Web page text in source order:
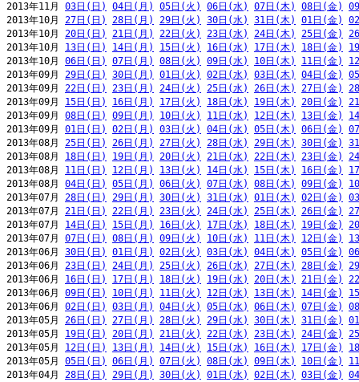
2013年11月 03日(日) 04日(月) 05日(火) 06日(水) 07日(木) 08日(金)
2013年10月 27日(日) 28日(月) 29日(火) 30日(水) 31日(木) 01日(金)
2013年10月 20日(日) 21日(月) 22日(火) 23日(水) 24日(木) 25日(金)
2013年10月 13日(日) 14日(月) 15日(火) 16日(水) 17日(木) 18日(金)
2013年10月 06日(日) 07日(月) 08日(火) 09日(水) 10日(木) 11日(金)
2013年09月 29日(日) 30日(月) 01日(火) 02日(水) 03日(木) 04日(金)
2013年09月 22日(日) 23日(月) 24日(火) 25日(水) 26日(木) 27日(金)
2013年09月 15日(日) 16日(月) 17日(火) 18日(水) 19日(木) 20日(金)
2013年09月 08日(日) 09日(月) 10日(火) 11日(水) 12日(木) 13日(金)
2013年09月 01日(日) 02日(月) 03日(火) 04日(水) 05日(木) 06日(金)
2013年08月 25日(日) 26日(月) 27日(火) 28日(水) 29日(木) 30日(金)
2013年08月 18日(日) 19日(月) 20日(火) 21日(水) 22日(木) 23日(金)
2013年08月 11日(日) 12日(月) 13日(火) 14日(水) 15日(木) 16日(金)
2013年08月 04日(日) 05日(月) 06日(火) 07日(水) 08日(木) 09日(金)
2013年07月 28日(日) 29日(月) 30日(火) 31日(水) 01日(木) 02日(金)
2013年07月 21日(日) 22日(月) 23日(火) 24日(水) 25日(木) 26日(金)
2013年07月 14日(日) 15日(月) 16日(火) 17日(水) 18日(木) 19日(金)
2013年07月 07日(日) 08日(月) 09日(火) 10日(水) 11日(木) 12日(金)
2013年06月 30日(日) 01日(月) 02日(火) 03日(水) 04日(木) 05日(金)
2013年06月 23日(日) 24日(月) 25日(火) 26日(水) 27日(木) 28日(金)
2013年06月 16日(日) 17日(月) 18日(火) 19日(水) 20日(木) 21日(金)
2013年06月 09日(日) 10日(月) 11日(火) 12日(水) 13日(木) 14日(金)
2013年06月 02日(日) 03日(月) 04日(火) 05日(水) 06日(木) 07日(金)
2013年05月 26日(日) 27日(月) 28日(火) 29日(水) 30日(木) 31日(金)
2013年05月 19日(日) 20日(月) 21日(火) 22日(水) 23日(木) 24日(金)
2013年05月 12日(日) 13日(月) 14日(火) 15日(水) 16日(木) 17日(金)
2013年05月 05日(日) 06日(月) 07日(火) 08日(水) 09日(木) 10日(金)
2013年04月 28日(日) 29日(月) 30日(火) 01日(水) 02日(木) 03日(金)